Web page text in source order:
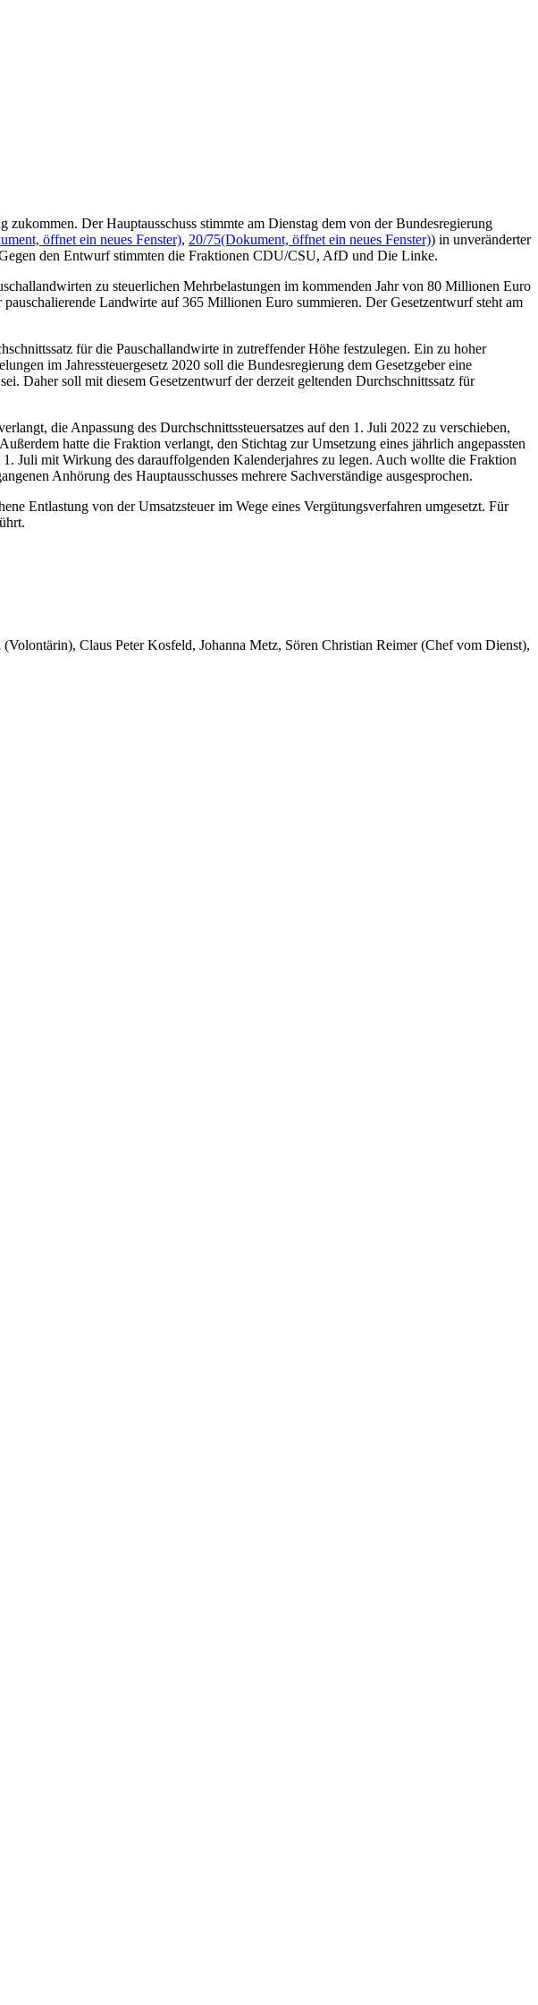
Der Hauptausschuss stimmte am Dienstag dem von der Bundesregierung
öffnet ein neues Fenster), 20/75(Dokument, öffnet ein neues Fenster)) in unveränderter
den Entwurf stimmten die Fraktionen CDU/CSU, AfD und Die Linke.
zu steuerlichen Mehrbelastungen im kommenden Jahr von 80 Millionen Euro
Landwirte auf 365 Millionen Euro summieren. Der Gesetzentwurf steht am
für die Pauschallandwirte in zutreffender Höhe festzulegen. Ein zu hoher
im Jahressteuergesetz 2020 soll die Bundesregierung dem Gesetzgeber eine
Daher soll mit diesem Gesetzentwurf der derzeit geltenden Durchschnittssatz für
die Anpassung des Durchschnittssteuersatzes auf den 1. Juli 2022 zu verschieben,
hatte die Fraktion verlangt, den Stichtag zur Umsetzung eines jährlich angepassten
Juli mit Wirkung des darauffolgenden Kalenderjahres zu legen. Auch wollte die Fraktion
Anhörung des Hauptausschusses mehrere Sachverständige ausgesprochen.
Entlastung von der Umsatzsteuer im Wege eines Vergütungsverfahren umgesetzt. Für
(Volontärin), Claus Peter Kosfeld, Johanna Metz, Sören Christian Reimer (Chef vom Dienst),